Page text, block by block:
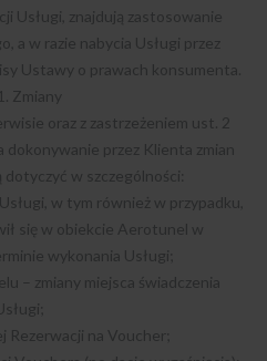
Usługi, znajdują zastosowanie
a w razie nabycia Usługi przez
Ustawy o prawach konsumenta.
Zmiany
oraz z zastrzeżeniem ust. 2
przez Klienta zmian
dotyczyć w szczególności:
w tym również w przypadku,
się w obiekcie Aerotunel w
wykonania Usługi;
– zmiany miejsca świadczenia
Rezerwacji na Voucher;